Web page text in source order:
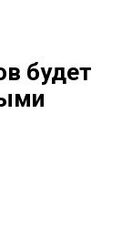
будет